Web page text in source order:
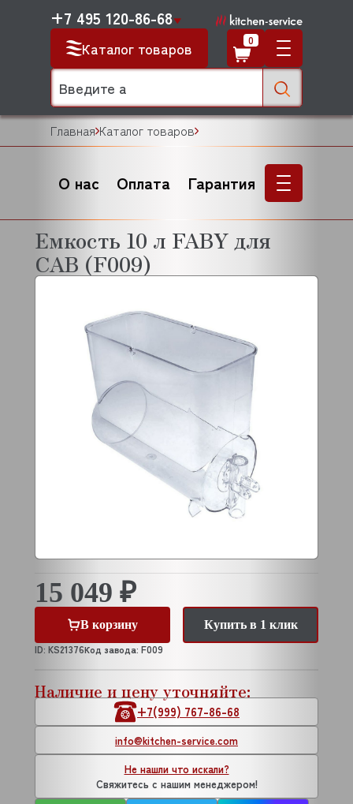
Каталог товаров
+7 495 120-86-68
0
Главная Каталог товаров
О нас Оплата Гарантия
Емкость 10 л FABY для
CAB (F009)
15 049 ₽
В корзину
Купить в 1 клик
ID: KS21376Код завода: F009
Наличие и цену уточняйте:
+7(999) 767-86-68
info@kitchen-service.com
Не нашли что искали?
Свяжитесь с нашим менеджером!